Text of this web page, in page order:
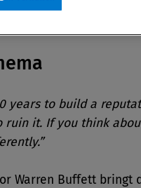
years to build a
ruin it. If you think
Warren Buffett bringt